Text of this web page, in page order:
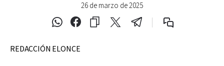
26 de marzo de 2025
REDACCIÓN ELONCE